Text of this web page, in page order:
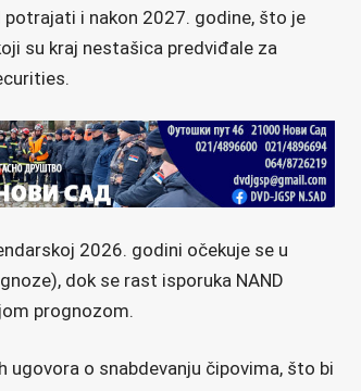
potrajati i nakon 2027. godine, što je
su kraj nestašica predviđale za
2026. godini očekuje se u
dok se rast isporuka NAND
prognozom.
o snabdevanju čipovima, što bi